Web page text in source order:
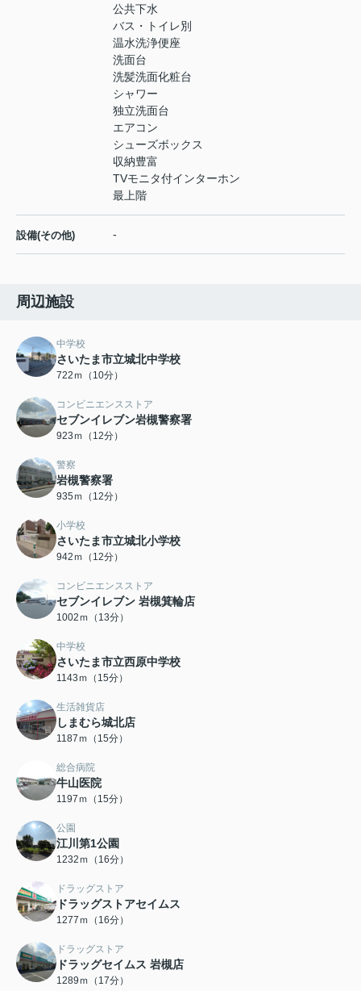
公共下水
バス・トイレ別
温水洗浄便座
洗面台
洗髪洗面化粧台
シャワー
独立洗面台
エアコン
シューズボックス
収納豊富
TVモニタ付インターホン
最上階
設備(その他) -
周辺施設
中学校
さいたま市立城北中学校
722ｍ（10分）
コンビニエンスストア
セブンイレブン岩槻警察署
923ｍ（12分）
警察
岩槻警察署
935ｍ（12分）
小学校
さいたま市立城北小学校
942ｍ（12分）
コンビニエンスストア
セブンイレブン 岩槻箕輪店
1002ｍ（13分）
中学校
さいたま市立西原中学校
1143ｍ（15分）
生活雑貨店
しまむら城北店
1187ｍ（15分）
総合病院
牛山医院
1197ｍ（15分）
公園
江川第1公園
1232ｍ（16分）
ドラッグストア
ドラッグストアセイムス
1277ｍ（16分）
ドラッグストア
ドラッグセイムス 岩槻店
1289ｍ（17分）